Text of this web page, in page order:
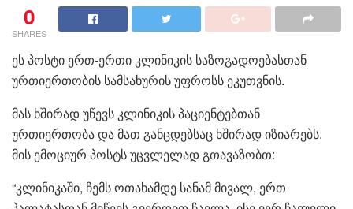
0
SHARES
ეს პოსტი ერთ-ერთი კლინიკის საზოგადოებასთან
ურთიერთობის სამსახურის უფროსს ეკუთვნის.
მას ხშირად უწევს კლინიკის პაციენტებთან
ურთიერთობა და მათ განცდებსაც ხშირად იზიარებს.
მის ემოციურ პოსტს უცვლელად გთავაზობთ:
“კლინიკაში, ჩემს ოთახამდე სანამ მივალ, ერთ